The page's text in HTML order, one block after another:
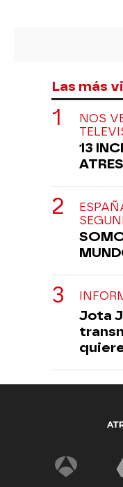
Las más
NOS
13
Jota